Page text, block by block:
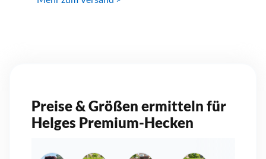
Preise & Größen ermitteln für
Helges Premium-Hecken